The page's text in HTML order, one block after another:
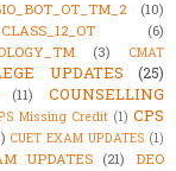
(10)
CLASS_12_OT
(6)
(3)
CMAT
UPDATES (25)
(11)
COUNSELLING
Missing Credit (1) CPS
CUET EXAM UPDATES (1)
UPDATES (21)
DEO